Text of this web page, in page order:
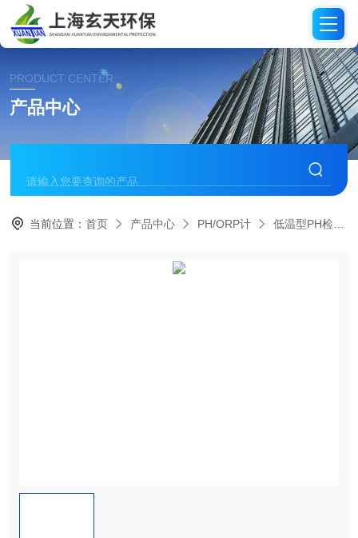
PRODUCT CENTER
产品中心
当前位置：首页 产品中心 PH/ORP计 低温型PH检测仪